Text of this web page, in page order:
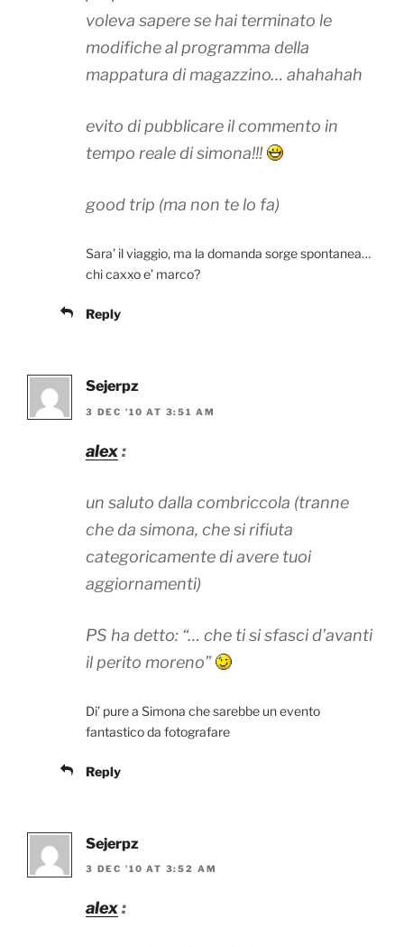
voleva sapere se hai terminato le
modifiche al programma della
mappatura di magazzino… ahahahah
evito di pubblicare il commento in
tempo reale di simona!!!
good trip (ma non te lo fa)
Sara’ il viaggio, ma la domanda sorge spontanea…
chi caxxo e’ marco?
Reply
Sejerpz
3 DEC ’10 AT 3:51 AM
alex:
un saluto dalla combriccola (tranne
che da simona, che si rifiuta
categoricamente di avere tuoi
aggiornamenti)
PS ha detto: “… che ti si sfasci d’avanti
il perito moreno”
Di’ pure a Simona che sarebbe un evento
fantastico da fotografare
Reply
Sejerpz
3 DEC ’10 AT 3:52 AM
alex: